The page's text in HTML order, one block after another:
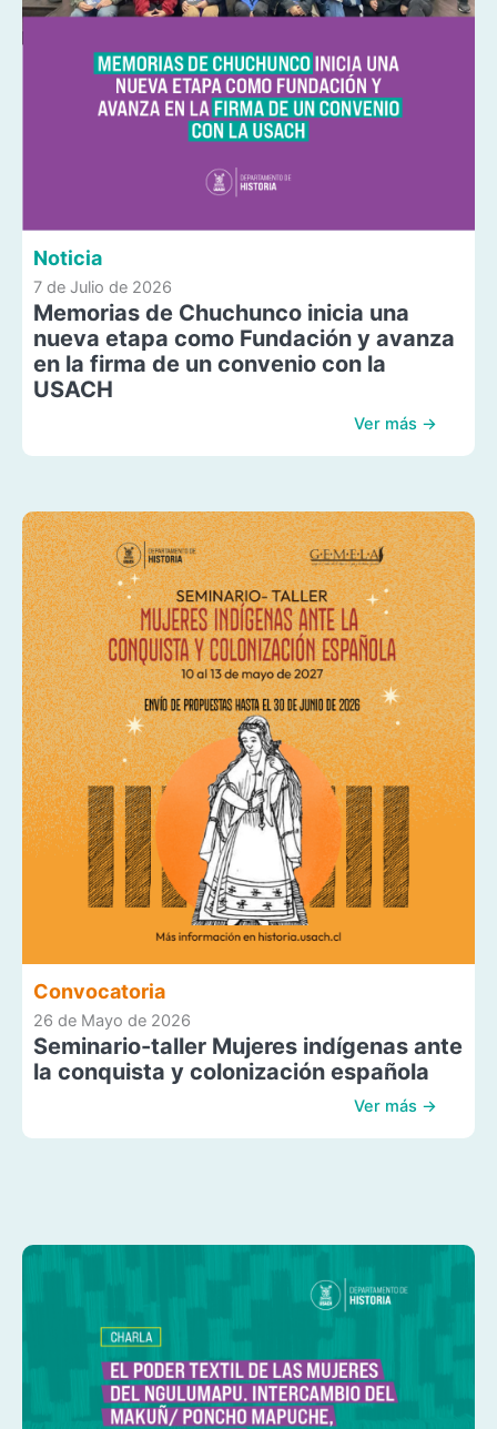
Noticia
7 de Julio de 2026
Memorias de Chuchunco inicia una
nueva etapa como Fundación y avanza
en la firma de un convenio con la
USACH
Ver más →
Convocatoria
26 de Mayo de 2026
Seminario-taller Mujeres indígenas ante
la conquista y colonización española
Ver más →